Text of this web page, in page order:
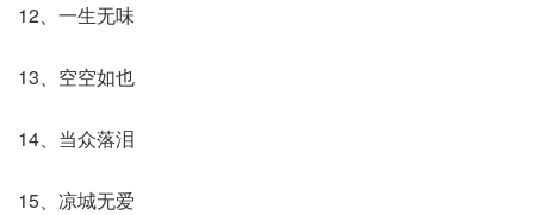
12、一生无味
13、空空如也
14、当众落泪
15、凉城无爱